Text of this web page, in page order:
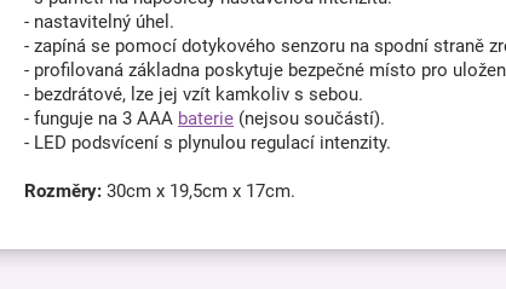
- nastavitelný úhel.
- zapíná se pomocí dotykového senzoru na spodní straně
- profilovaná základna poskytuje bezpečné místo pro
- bezdrátové, lze jej vzít kamkoliv s sebou.
- funguje na 3 AAA baterie (nejsou součástí).
- LED podsvícení s plynulou regulací intenzity.
Rozměry: 30cm x 19,5cm x 17cm.
Z